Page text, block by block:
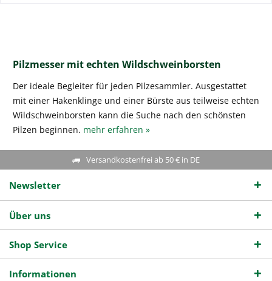
Pilzmesser mit echten Wildschweinborsten
Der ideale Begleiter für jeden Pilzesammler. Ausgestattet
mit einer Hakenklinge und einer Bürste aus teilweise echten
Wildschweinborsten kann die Suche nach den schönsten
Pilzen beginnen. mehr erfahren »
Versandkostenfrei ab 50 € in DE
Newsletter
Über uns
Shop Service
Informationen